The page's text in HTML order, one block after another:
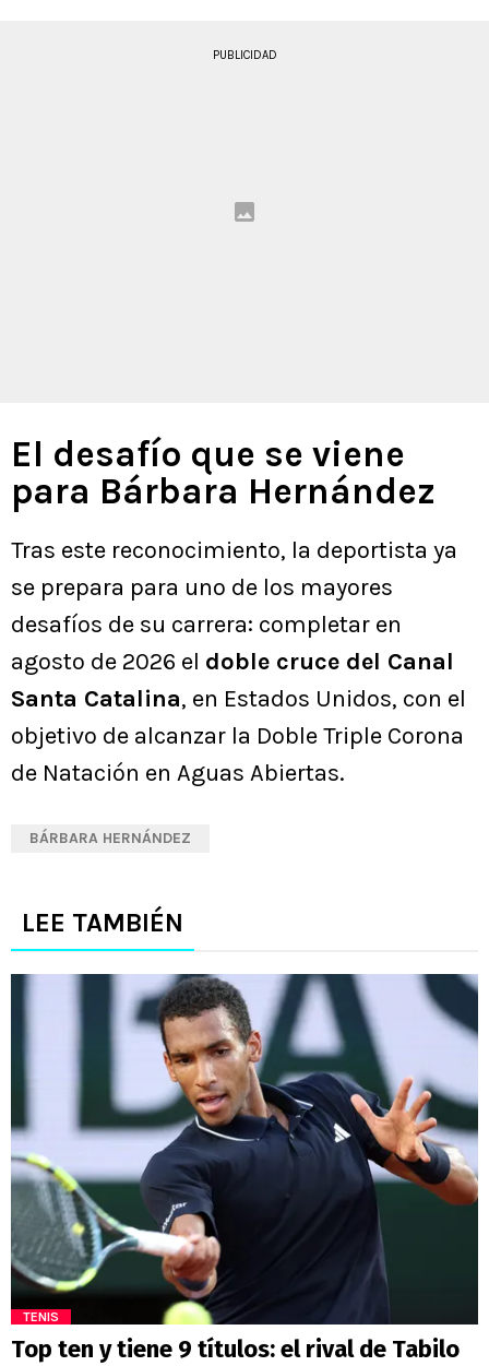
PUBLICIDAD
El desafío que se viene
para Bárbara Hernández
Tras este reconocimiento, la deportista ya
se prepara para uno de los mayores
desafíos de su carrera: completar en
agosto de 2026 el doble cruce del Canal
Santa Catalina, en Estados Unidos, con el
objetivo de alcanzar la Doble Triple Corona
de Natación en Aguas Abiertas.
BÁRBARA HERNÁNDEZ
LEE TAMBIÉN
TENIS
Top ten y tiene 9 títulos: el rival de Tabilo